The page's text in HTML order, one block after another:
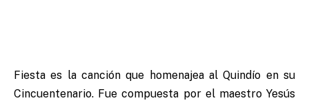
Fiesta es la canción que homenajea al Quindío en su
Cincuentenario. Fue compuesta por el maestro Yesús